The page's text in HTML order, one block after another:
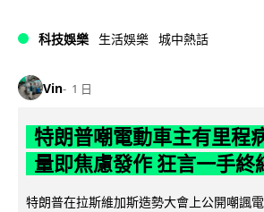
科技娛樂 生活娛樂 城中熱話
Vin 1 日
特朗普嘲電動車主有里程
量即焦慮發作 狂言一手終
特朗普在拉斯維加斯造勢大會上公開嘲諷